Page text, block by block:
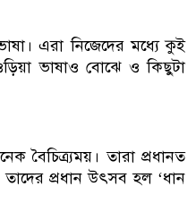
এরা নিজেদের মধ্যে কুই
ভাষাও বোঝে ও কিছুটা
বৈচিত্র্যময়। তারা প্রধানত
তাদের প্রধান উৎসব হল ‘ধান